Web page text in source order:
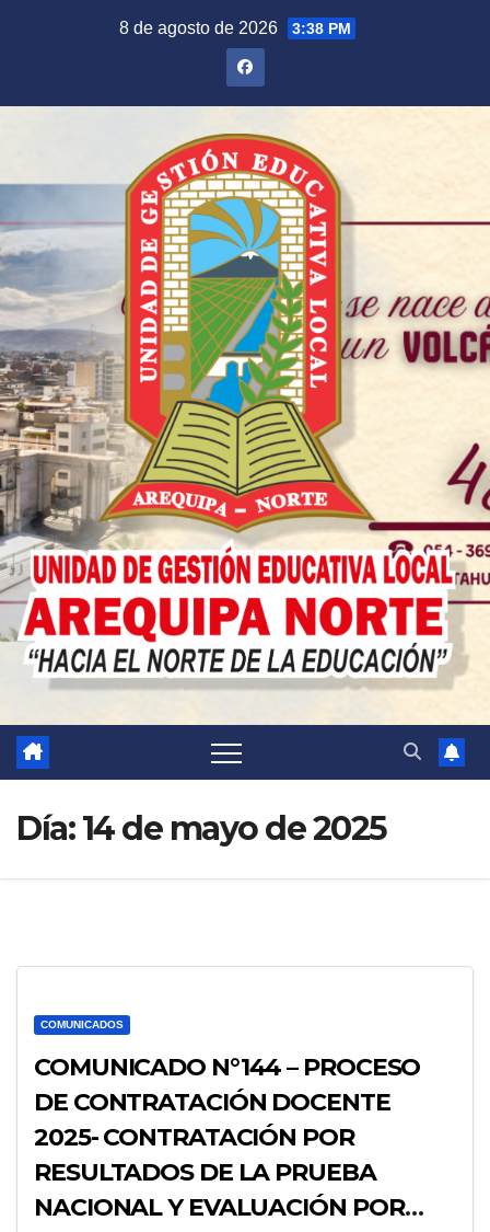
8 de agosto de 2026 3:38 PM
Día:14 de mayo de 2025
COMUNICADOS
COMUNICADO N°144 – PROCESO
DE CONTRATACIÓN DOCENTE
2025- CONTRATACIÓN POR
RESULTADOS DE LA PRUEBA
NACIONAL Y EVALUACIÓN POR